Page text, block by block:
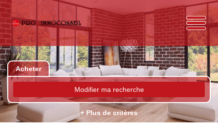
Acheter
Modifier ma recherche
+ Plus de critères